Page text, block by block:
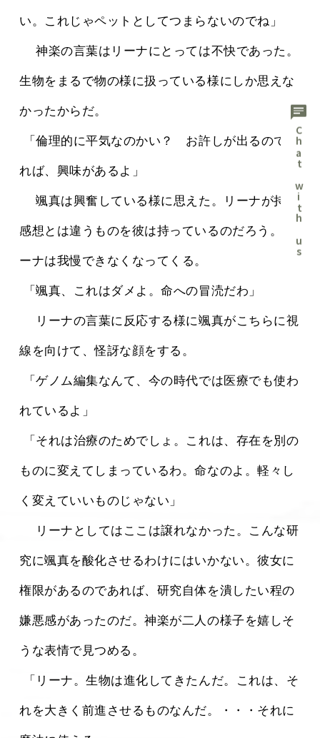
い。これじゃペットとしてつまらないのでね」
生物をまるで物の様に扱っている様にしか思えな
かったからだ。
れば、興味があるよ」
感想とは違うものを彼は持っているのだろう。リ
ーナは我慢できなくなってくる。
「颯真、これはダメよ。命への冒涜だわ」
線を向けて、怪訝な顔をする。
れているよ」
ものに変えてしまっているわ。命なのよ。軽々し
く変えていいものじゃない」
究に颯真を酸化させるわけにはいかない。彼女に
権限があるのであれば、研究自体を潰したい程の
嫌悪感があったのだ。神楽が二人の様子を嬉しそ
うな表情で見つめる。
れを大きく前進させるものなんだ。・・・それに
chat
Chat with us